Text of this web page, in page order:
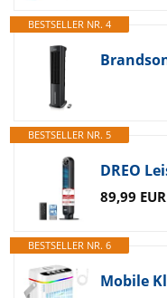
BESTSELLER NR. 4
BESTSELLER NR. 5
89,99 EUR
BESTSELLER NR. 6